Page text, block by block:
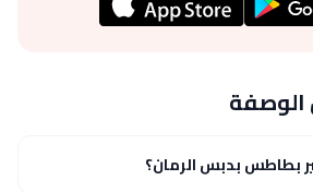
الوصفة
بطاطس بدبس الرمان؟